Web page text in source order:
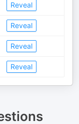
Reveal
Reveal
Reveal
Reveal